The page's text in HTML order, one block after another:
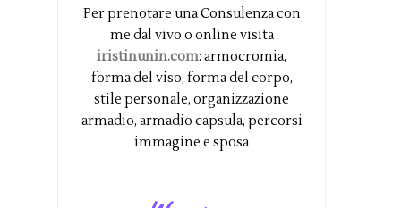
Per prenotare una Consulenza con
me dal vivo o online visita
iristinunin.com: armocromia,
forma del viso, forma del corpo,
stile personale, organizzazione
armadio, armadio capsula, percorsi
immagine e sposa